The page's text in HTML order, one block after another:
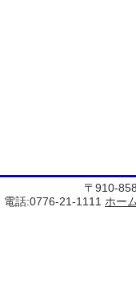
〒910-
電話:0776-21-1111 ホー